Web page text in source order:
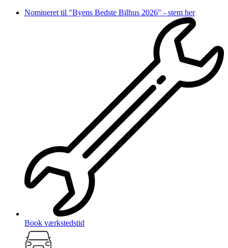
VidereNomineret til "Byens Bedste Bilhus 2026" - stem her
Book værkstedstid